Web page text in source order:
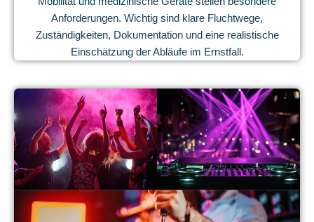
Anforderungen. Wichtig sind klare Fluchtwege,
Zuständigkeiten, Dokumentation und eine realistische
Einschätzung der Abläufe im Ernstfall.